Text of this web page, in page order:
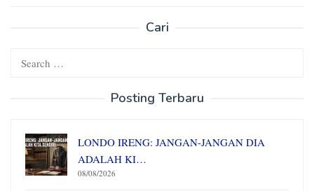
Cari
Posting Terbaru
LONDO IRENG: JANGAN-JANGAN DIA
ADALAH KI…
08/08/2026